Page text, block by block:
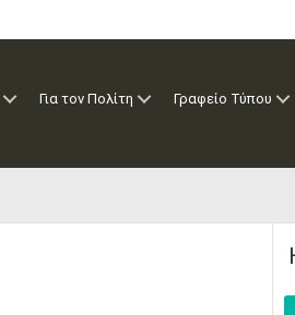
Για τον Πολίτη Γραφείο Τύπου